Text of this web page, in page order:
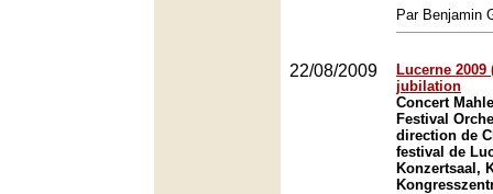
Par Benjamin
22/08/2009
Lucerne 2009
jubilation
Concert
Festival
direction de
festival de
Konzertsaal,